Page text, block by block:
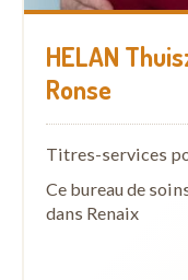
HELAN
Ronse
Titres-services
Ce bureau de
dans Renaix